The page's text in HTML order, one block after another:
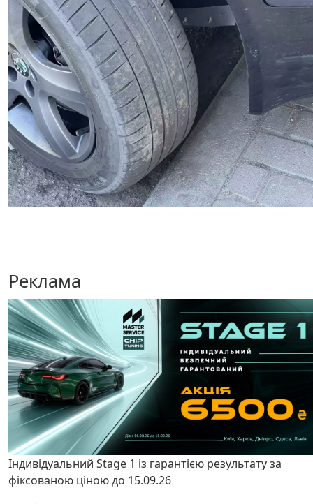
Реклама
Індивідуальний Stage 1 із гарантією результату за
фіксованою ціною до 15.09.26